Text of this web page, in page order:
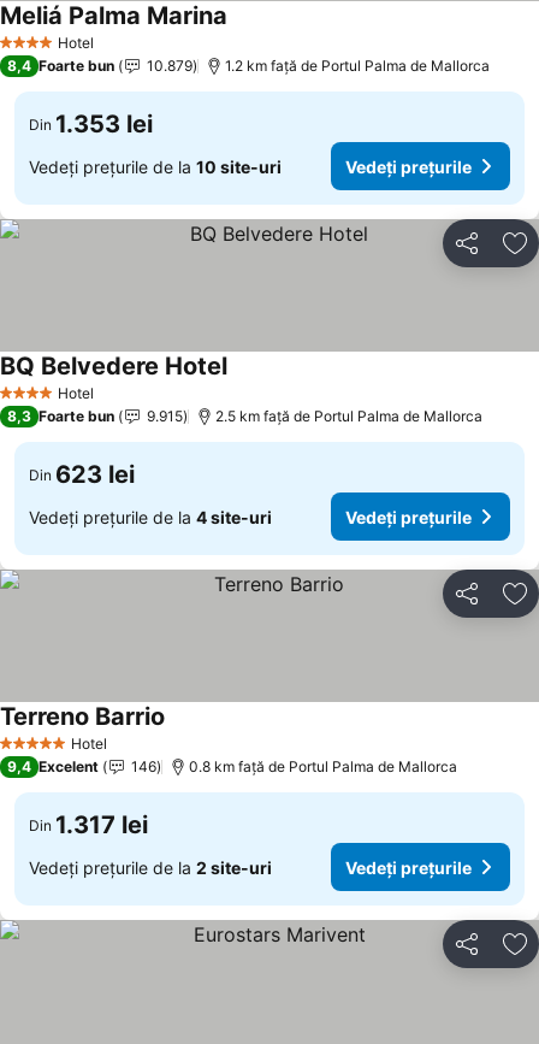
4 Stele Hotel
Meliá Palma Marina
8,4 Foarte bun 10.879 1.2 km faţă de Portul Palma de Mallorca
Din 1.353 lei
Vedeți prețurile de la 10 site-uri Vedeți prețurile
Distribuiți
4 Stele Hotel
BQ Belvedere HotelVedeți prețurile
8,3 Foarte bun 9.915 2.5 km faţă de Portul Palma de Mallorca
Din 623 lei
Vedeți prețurile de la 4 site-uri Vedeți prețurile
Distribuiți
5 Stele Hotel
Terreno Barrio
9,4 Excelent 146 0.8 km faţă de Portul Palma de Mallorca
Din 1.317 lei
Vedeți prețurile de la 2 site-uri Vedeți prețurile
Distribuiți